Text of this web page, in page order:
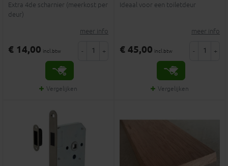
Extra 4de scharnier (meerkost per
deur)
meer info
€ 14,00 incl.btw - +
Vergelijken
Ideaal voor een toiletdeur
meer info
€ 45,00 incl.btw - +
Vergelijken